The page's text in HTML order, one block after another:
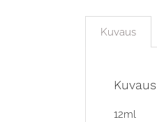
Kuvaus
Kuvaus
12ml